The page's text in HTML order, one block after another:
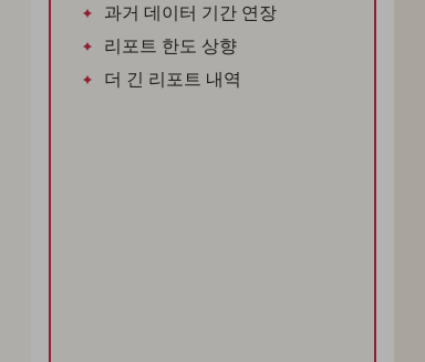
과거 데이터 기간 연장
리포트 한도 상향
더 긴 리포트 내역